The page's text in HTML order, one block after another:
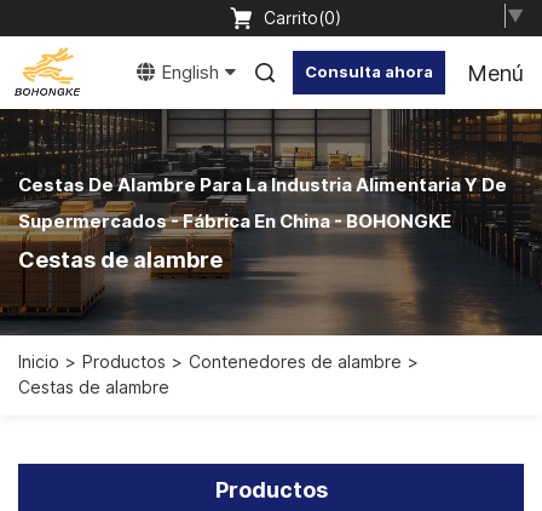
▼
Carrito(0)
Consulta ahora
English Menú
Cestas De Alambre Para La Industria Alimentaria Y De
Supermercados - Fábrica En China - BOHONGKE
Cestas de alambre
Inicio Productos
Contenedores de alambre
Cestas de alambre
Productos